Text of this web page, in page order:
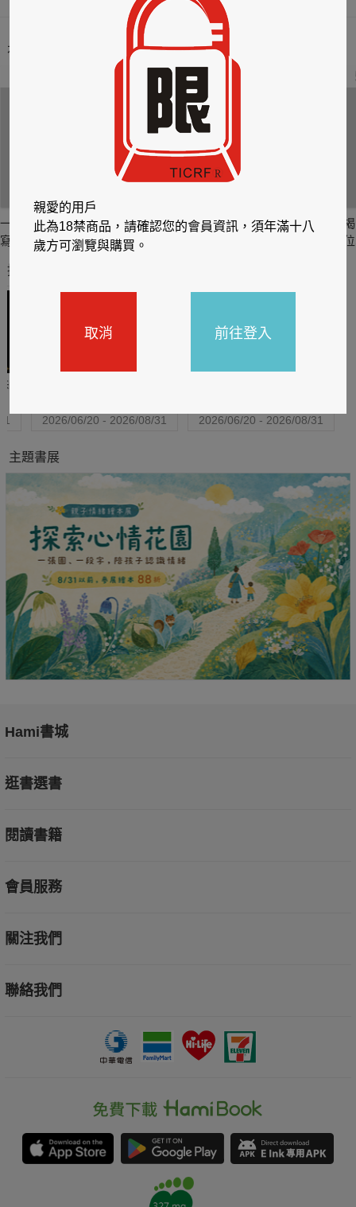
本類暢銷榜
一見峮心 峮峮個人
寫真書 數位精華版
與你襄遇 林襄數位
寫真
(限)Answer 戀渕桃
推薦你買好東西
2026/06/20 - 2026/08/31 2026/06/20 - 2026/08/31
親愛的用戶
此為18禁商品，請確認您的會員資訊，須年滿十八
歲方可瀏覽與購買。
取消 前往登入
主題書展
Hami書城
逛書選書
閱讀書籍
會員服務
關注我們
聯絡我們